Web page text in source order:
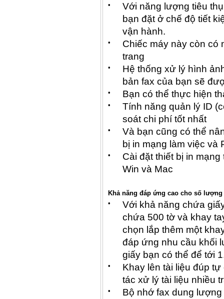
•
Với năng lượng tiêu
bạn đặt ở chế độ tiết
vận hành.
•
Chiếc máy này còn có
trang
•
Hệ thống xử lý hình
bản fax của bạn sẽ
• Bạn có thể thực hiện
•
Tính năng quản lý ID
soát chi phí tốt nhất
•
Và bạn cũng có thể
bị in mạng làm việc và
•
Cài đặt thiết bị in
Win và Mac
Khả năng đáp ứng cao cho số
•
Với khả năng chứa
chứa 500 tờ và khay
chọn lắp thêm một
đáp ứng nhu cầu khối
giấy bạn có thể để tới
•
Khay lên tài liệu đúp
tác xử lý tài liệu nhiều
•
Bộ nhớ fax dung